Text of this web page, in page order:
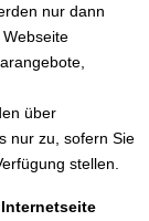
nur dann
über
nur zu, sofern Sie
stellen.